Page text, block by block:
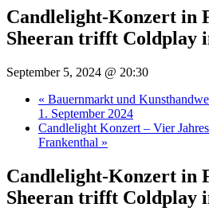
Candlelight-Konzert in
Sheeran trifft Coldplay
September 5, 2024 @ 20:30
« Bauernmarkt und
1. September 2024
Candlelight Konzert – Vier
Frankenthal »
Candlelight-Konzert in
Sheeran trifft Coldplay